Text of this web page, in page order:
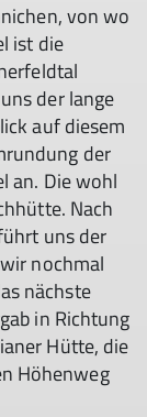
von wo
ist die
der lange
auf diesem
der
an. Die wohl
Nach
uns der
nochmal
nächste
in Richtung
Hütte, die
Höhenweg